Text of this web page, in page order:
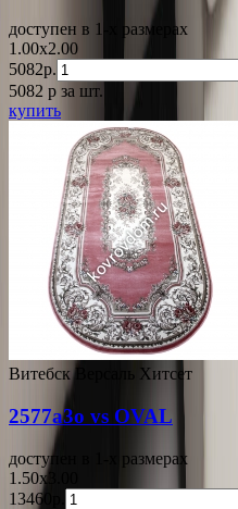
доступен в 1-x размерах
1.00x2.00
5082р.
5082 p за шт.
купить
Витебск Версаль Хитсет
2577a3o vs OVAL
доступен в 1-x размерах
1.50x3.00
13460р.